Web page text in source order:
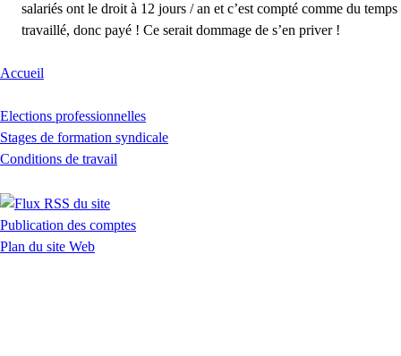
salariés ont le droit à 12 jours / an et c’est compté comme du temps
travaillé, donc payé ! Ce serait dommage de s’en priver !
Accueil
Elections professionnelles
Stages de formation syndicale
Conditions de travail
Publication des comptes
Plan du site Web